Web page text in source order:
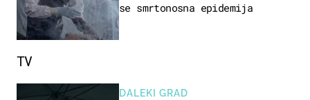
se smrtonosna epidemija
TV
DALEKI GRAD